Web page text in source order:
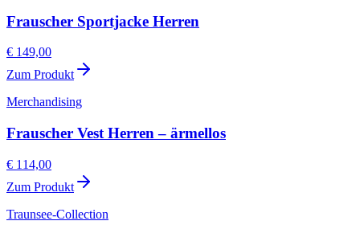
Frauscher Sportjacke Herren
€ 149,00
Zum Produkt
Merchandising
Frauscher Vest Herren – ärmellos
€ 114,00
Zum Produkt
Traunsee-Collection